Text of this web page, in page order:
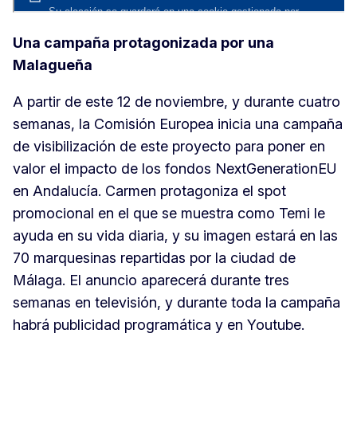
Una campaña protagonizada por una
Malagueña
A partir de este 12 de noviembre, y durante cuatro
semanas, la Comisión Europea inicia una campaña
de visibilización de este proyecto para poner en
valor el impacto de los fondos NextGenerationEU
en Andalucía. Carmen protagoniza el spot
promocional en el que se muestra como Temi le
ayuda en su vida diaria, y su imagen estará en las
70 marquesinas repartidas por la ciudad de
Málaga. El anuncio aparecerá durante tres
semanas en televisión, y durante toda la campaña
habrá publicidad programática y en Youtube.